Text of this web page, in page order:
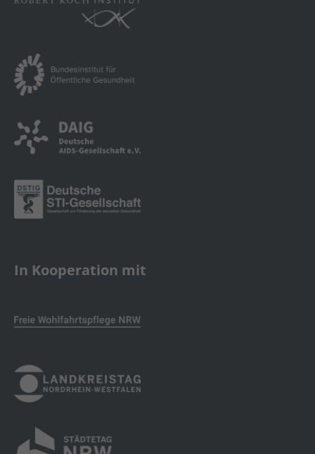
In Kooperation mit